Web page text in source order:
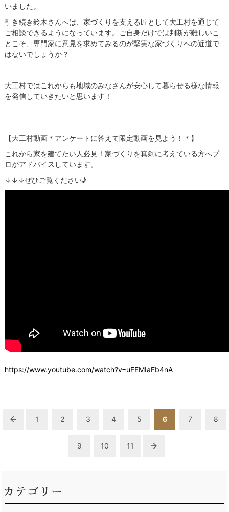
いました。
引き続き鈴木さんへは、家づくりを支える匠として大工村を通じて
ご相談できるようになっています。ご自身だけでは判断が難しいこ
とこそ、専門家に意見を求めてみるのが堅実な家づくりへの近道で
はないでしょうか？
大工村ではこれからも地域のみなさんが安心して暮らせる様な情報
を発信していきたいと思います！
【大工村動画＊アンケートに答えて限定動画を見よう！＊】
これから家を建てたい人必見！家づくりを真剣に考えている方へプ
ロがアドバイスしています。
↓↓↓ぜひご覧ください♪
https://www.youtube.com/watch?v=uFEMIaFb4nA
1 2 3 4 5 6 7 8
9 10 11